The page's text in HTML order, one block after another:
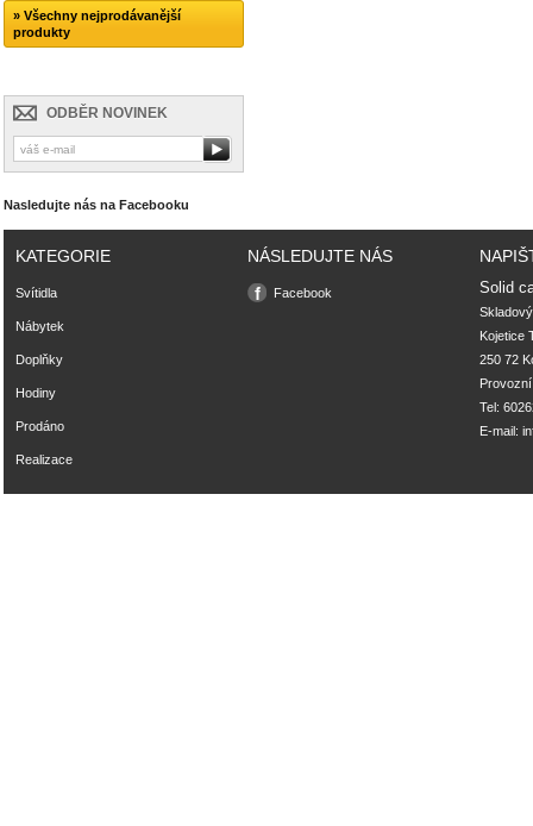
» Všechny nejprodávanější
produkty
ODBĚR NOVINEK
Nasledujte nás na Facebooku
KATEGORIE
Svítidla
Nábytek
Doplňky
Hodiny
Prodáno
Realizace
NÁSLEDUJTE NÁS
Facebook Solid
Kojetice
250 72
Tel:
E-mail: